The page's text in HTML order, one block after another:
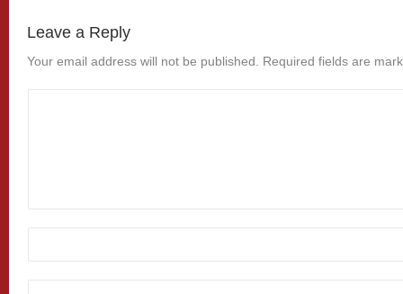
Leave a Reply
Your email address will not be published. Required fields are